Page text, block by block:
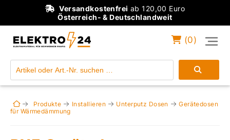
Versandkostenfrei ab 120,00 Euro
Österreich- & Deutschlandweit
Einloggen
(0)
Produkte Installieren Unterputz Dosen
Gerätedosen
für Wärmedämmung